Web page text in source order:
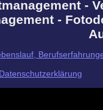
-
-
Datenschutzerklärung